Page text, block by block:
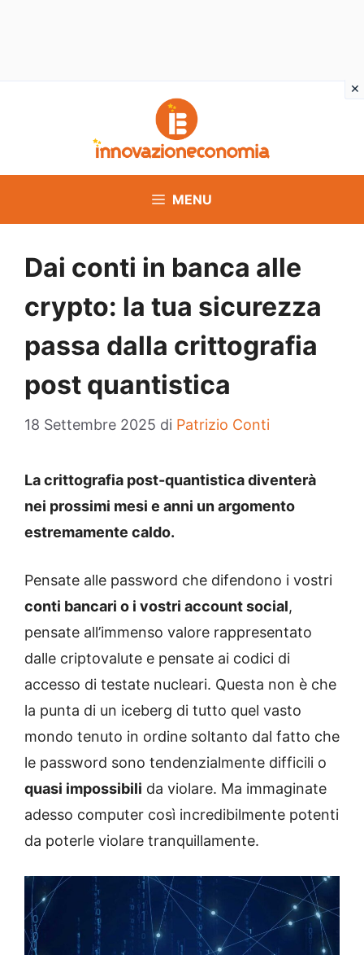
MENU
Dai conti in banca alle
crypto: la tua sicurezza
passa dalla crittografia
post quantistica
18 Settembre 2025 di Patrizio Conti
La crittografia post-quantistica diventerà
nei prossimi mesi e anni un argomento
estremamente caldo.
Pensate alle password che difendono i vostri
conti bancari o i vostri account social,
pensate all’immenso valore rappresentato
dalle criptovalute e pensate ai codici di
accesso di testate nucleari. Questa non è che
la punta di un iceberg di tutto quel vasto
mondo tenuto in ordine soltanto dal fatto che
le password sono tendenzialmente difficili o
quasi impossibili da violare. Ma immaginate
adesso computer così incredibilmente potenti
da poterle violare tranquillamente.